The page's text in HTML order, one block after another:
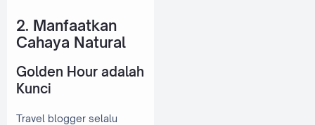
2. Manfaatkan
Cahaya Natural
Golden Hour adalah
Kunci
Travel blogger selalu